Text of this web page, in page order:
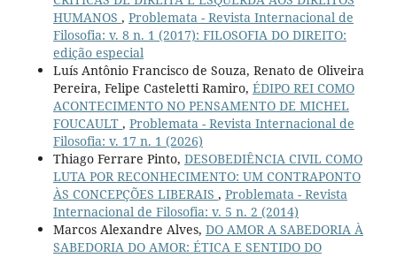
HUMANOS , Problemata - Revista Internacional de
Filosofia: v. 8 n. 1 (2017): FILOSOFIA DO DIREITO:
edição especial
Luís Antônio Francisco de Souza, Renato de Oliveira
Pereira, Felipe Casteletti Ramiro, ÉDIPO REI COMO
ACONTECIMENTO NO PENSAMENTO DE MICHEL
FOUCAULT , Problemata - Revista Internacional de
Filosofia: v. 17 n. 1 (2026)
Thiago Ferrare Pinto, DESOBEDIÊNCIA CIVIL COMO
LUTA POR RECONHECIMENTO: UM CONTRAPONTO
ÀS CONCEPÇÕES LIBERAIS , Problemata - Revista
Internacional de Filosofia: v. 5 n. 2 (2014)
Marcos Alexandre Alves, DO AMOR A SABEDORIA À
SABEDORIA DO AMOR: ÉTICA E SENTIDO DO